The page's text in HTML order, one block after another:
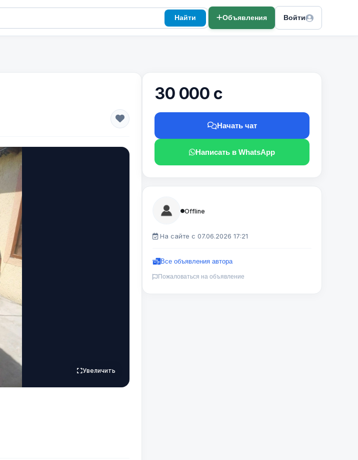
Найти Объявления Войти
Увеличить
30 000 с
Начать чат
Написать в WhatsApp
Offline
На сайте с 07.06.2026 17:21
Все объявления автора
Пожаловаться на объявление